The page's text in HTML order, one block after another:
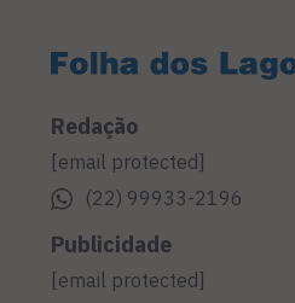
Redação
[email protected]
(22) 99933-2196
Publicidade
[email protected]